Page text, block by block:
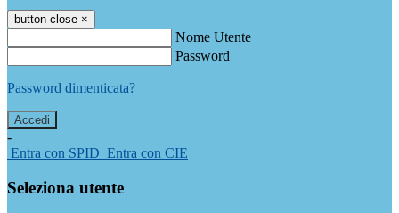
button close ×
Nome Utente
Password
Password dimenticata?
-
Entra con SPID Entra con CIE
Seleziona utente